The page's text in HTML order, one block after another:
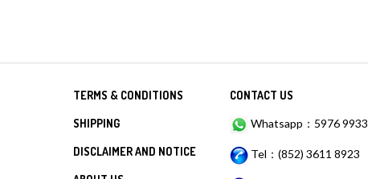
TERMS & CONDITIONS
SHIPPING
DISCLAIMER AND NOTICE
CONTACT US
Whatsapp：5976 9933
Tel：(852) 3611 8923